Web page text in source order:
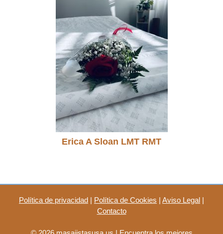
Erica A Sloan LMT RMT
Política de privacidad | Política de Cookies | Aviso Legal |
Contacto